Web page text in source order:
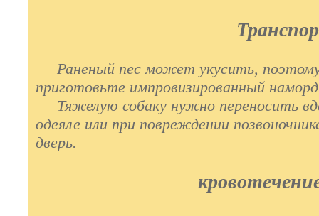
Раненый пес может укусить, поэтому,
приготовьте импровизированный
Тяжелую собаку нужно переносить
одеяле или при повреждении
дверь.